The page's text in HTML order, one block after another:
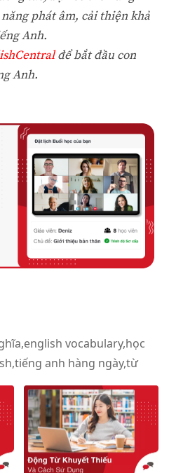
phát âm, cải thiện khả
Anh.
để bắt đầu con
Anh.
,english vocabulary,học
,tiếng anh hàng ngày,từ